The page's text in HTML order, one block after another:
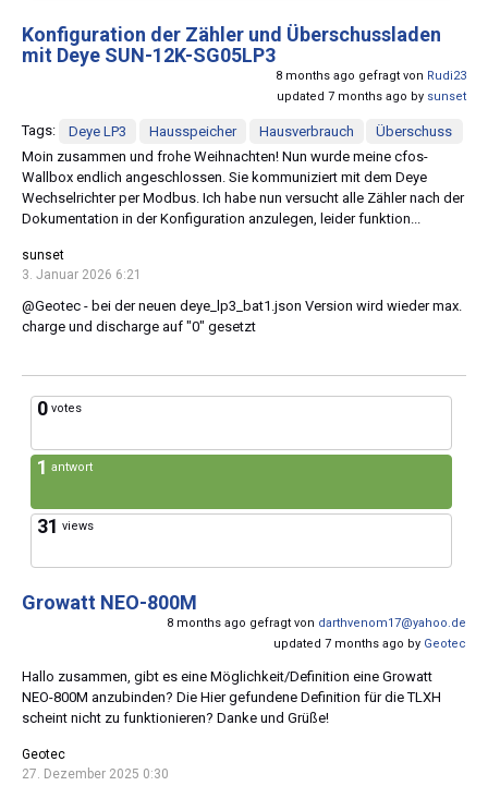
Konfiguration der Zähler und Überschussladen
mit Deye SUN-12K-SG05LP3
8 months ago gefragt von Rudi23
updated 7 months ago by sunset
Tags: Deye LP3 Hausspeicher Hausverbrauch
Überschuss
Moin zusammen und frohe Weihnachten! Nun wurde meine cfos-
Wallbox endlich angeschlossen. Sie kommuniziert mit dem Deye
Wechselrichter per Modbus. Ich habe nun versucht alle Zähler nach der
Dokumentation in der Konfiguration anzulegen, leider funktion...
sunset
3. Januar 2026 6:21
@Geotec - bei der neuen deye_lp3_bat1.json Version wird wieder max.
charge und discharge auf "0" gesetzt
0 votes
1 antwort
31 views
Growatt NEO-800M
8 months ago gefragt von darthvenom17@yahoo.de
updated 7 months ago by Geotec
Hallo zusammen, gibt es eine Möglichkeit/Definition eine Growatt
NEO-800M anzubinden? Die Hier gefundene Definition für die TLXH
scheint nicht zu funktionieren? Danke und Grüße!
Geotec
27. Dezember 2025 0:30